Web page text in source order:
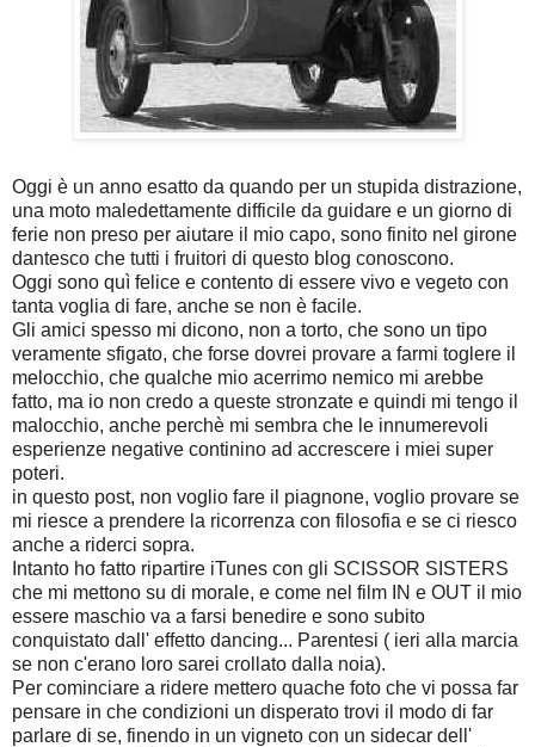
Oggi è un anno esatto da quando per un stupida distrazione,
una moto maledettamente difficile da guidare e un giorno di
ferie non preso per aiutare il mio capo, sono finito nel girone
dantesco che tutti i fruitori di questo blog conoscono.
Oggi sono quì felice e contento di essere vivo e vegeto con
tanta voglia di fare, anche se non è facile.
Gli amici spesso mi dicono, non a torto, che sono un tipo
veramente sfigato, che forse dovrei provare a farmi toglere il
melocchio, che qualche mio acerrimo nemico mi arebbe
fatto, ma io non credo a queste stronzate e quindi mi tengo il
malocchio, anche perchè mi sembra che le innumerevoli
esperienze negative continino ad accrescere i miei super
poteri.
in questo post, non voglio fare il piagnone, voglio provare se
mi riesce a prendere la ricorrenza con filosofia e se ci riesco
anche a riderci sopra.
Intanto ho fatto ripartire iTunes con gli SCISSOR SISTERS
che mi mettono su di morale, e come nel film IN e OUT il mio
essere maschio va a farsi benedire e sono subito
conquistato dall' effetto dancing... Parentesi ( ieri alla marcia
se non c'erano loro sarei crollato dalla noia).
Per cominciare a ridere mettero quache foto che vi possa far
pensare in che condizioni un disperato trovi il modo di far
parlare di se, finendo in un vigneto con un sidecar dell'